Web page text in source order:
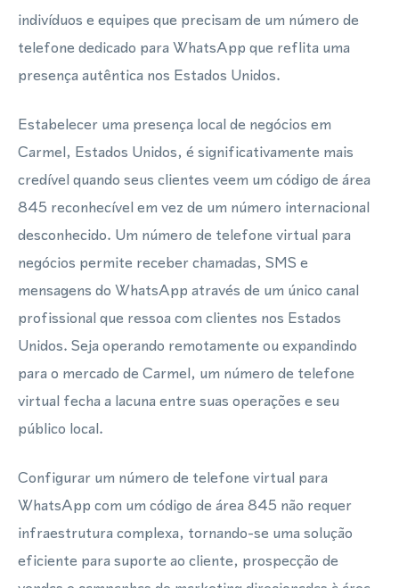
indivíduos e equipes que precisam de um número de
telefone dedicado para WhatsApp que reflita uma
presença autêntica nos Estados Unidos.
Estabelecer uma presença local de negócios em
Carmel, Estados Unidos, é significativamente mais
credível quando seus clientes veem um código de área
845 reconhecível em vez de um número internacional
desconhecido. Um número de telefone virtual para
negócios permite receber chamadas, SMS e
mensagens do WhatsApp através de um único canal
profissional que ressoa com clientes nos Estados
Unidos. Seja operando remotamente ou expandindo
para o mercado de Carmel, um número de telefone
virtual fecha a lacuna entre suas operações e seu
público local.
Configurar um número de telefone virtual para
WhatsApp com um código de área 845 não requer
infraestrutura complexa, tornando-se uma solução
eficiente para suporte ao cliente, prospecção de